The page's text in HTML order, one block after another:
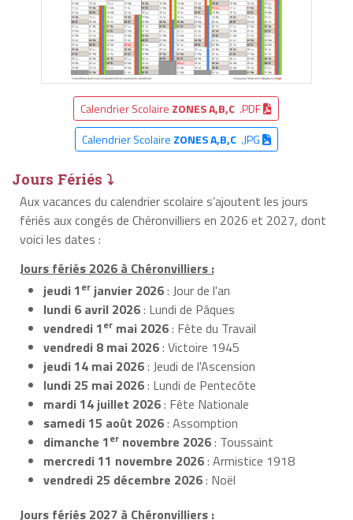
Calendrier Scolaire ZONES A,B,C .PDF
Calendrier Scolaire ZONES A,B,C.JPG
Jours Fériés ⤵
Aux vacances du calendrier scolaire s’ajoutent les jours
fériés aux congés de Chéronvilliers en 2026 et 2027, dont
voici les dates :
Jours fériés 2026 à Chéronvilliers :
jeudi 1er janvier 2026: Jour de l'an
lundi 6 avril 2026: Lundi de Pâques
vendredi 1er mai 2026: Fête du Travail
vendredi 8 mai 2026: Victoire 1945
jeudi 14 mai 2026: Jeudi de l'Ascension
lundi 25 mai 2026: Lundi de Pentecôte
mardi 14 juillet 2026: Fête Nationale
samedi 15 août 2026: Assomption
dimanche 1er novembre 2026: Toussaint
mercredi 11 novembre 2026: Armistice 1918
vendredi 25 décembre 2026: Noël
Jours fériés 2027 à Chéronvilliers :